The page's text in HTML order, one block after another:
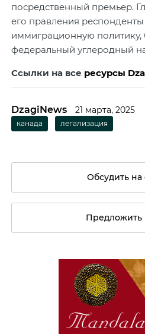
посредственный премьер.
его правления
иммиграционную политику,
федеральный углеродный
Ссылки на все ресурсы
DzagiNews 21 марта, 2025
канада легализация
Обсудить
Предложить